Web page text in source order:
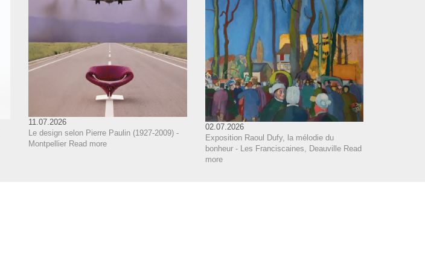
11.07.2026
Le design selon Pierre Paulin (1927-2009) -
Montpellier Read more
02.07.2026
Exposition Raoul Dufy, la mélodie du
bonheur - Les Franciscaines, Deauville Read
more